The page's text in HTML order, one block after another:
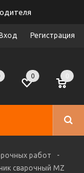
Регистрация
0
работ
-
сварочный MZ